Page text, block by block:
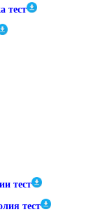
тест
тест
тест